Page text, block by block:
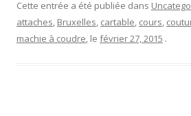
Cette entrée a été publiée dans
attaches, Bruxelles, cartable, cours,
machie à coudre, le février 27, 2015 .